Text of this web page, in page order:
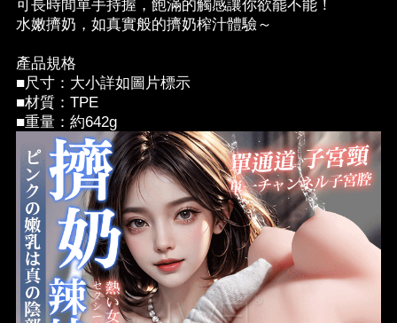
可長時間單手持握，飽滿的觸感讓你欲罷不能！
水嫩擠奶，如真實般的擠奶榨汁體驗～
產品規格
■尺寸：大小詳如圖片標示
■材質：TPE
■重量：約642g